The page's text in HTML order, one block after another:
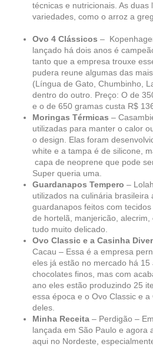
técnicas e nutricionais. As duas
variedades, como o arroz a
Ovo 4 Clássicos –
lançado há dois anos é
tanto que a empresa trouxe
pudera reune algumas das
(Língua de Gato, Chumbinho,
dentro do outro. Preço: O de
e o de 650 gramas custa R$
Moringas Térmicas –
utilizadas para manter o calor
o design. Elas foram
white e a tampa é de silicone,
capa de neoprene que pode
Super queria uma.
Guardanapos Tempero –
utilizados na culinária
guardanapos feitos com
de hortelã, manjericão,
tudo muito delicado.
Ovo Classic e a Casinha
Cacau – Essa é a empresa
eles já estão no mercado há 15
chocolates finos, mas com
ano eles estão produzindo 25
essa época e o Ovo Classic e
deles.
Minha Receita – Perdigão –
lançada em São Paulo e agora
aqui no Nordeste,